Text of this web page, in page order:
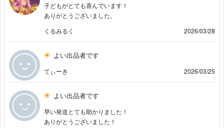
子どもがとても喜んでいます！
ありがとうございました。
くるみるく
2026/03/28
よい出品者です
てぃーき 2026/03/25
よい出品者です
早い発送とても助かりました！
ありがとうございました！